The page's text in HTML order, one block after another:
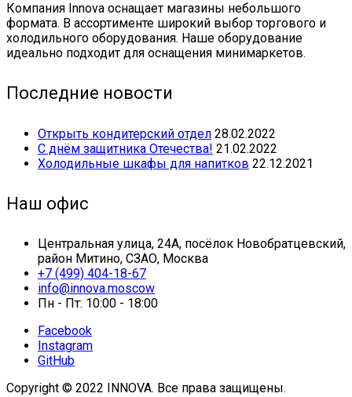
Компания Innova оснащает магазины небольшого
формата. В ассортименте широкий выбор торгового и
холодильного оборудования. Наше оборудование
идеально подходит для оснащения минимаркетов.
Последние новости
Открыть кондитерский отдел 28.02.2022
С днём защитника Отечества! 21.02.2022
Холодильные шкафы для напитков 22.12.2021
Наш офис
Центральная улица, 24А, посёлок Новобратцевский,
район Митино, СЗАО, Москва
+7 (499) 404-18-67
info@innova.moscow
Пн - Пт: 10:00 - 18:00
Facebook
Instagram
GitHub
Copyright © 2022 INNOVA. Все права защищены.